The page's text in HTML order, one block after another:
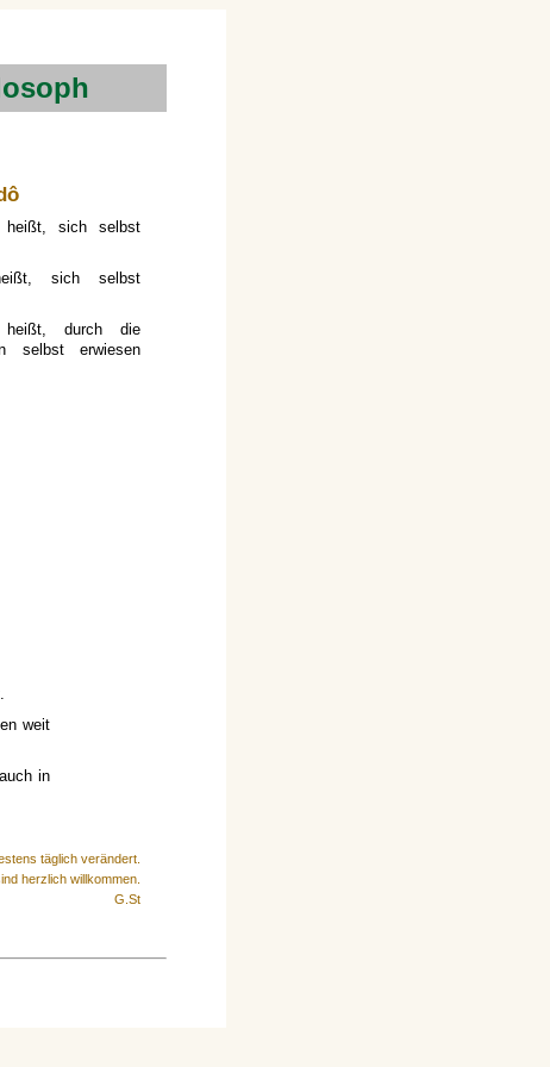
heißt, sich selbst
sich selbst
heißt, durch die
erwiesen
weit
in
täglich verändert.
herzlich willkommen.
G.St